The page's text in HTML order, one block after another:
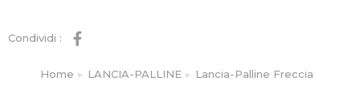
Condividi :
Tu sei qui:
Home LANCIA-PALLINE Lancia-Palline Freccia